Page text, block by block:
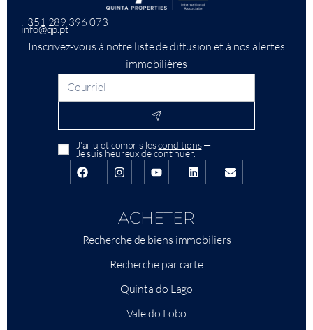
+351 289 396 073
info@qp.pt
Inscrivez-vous à notre liste de diffusion et à nos alertes
immobilières
J'ai lu et compris lesconditions—
Je suis heureux de continuer.
ACHETER
Recherche de biens immobiliers
Recherche par carte
Quinta do Lago
Vale do Lobo